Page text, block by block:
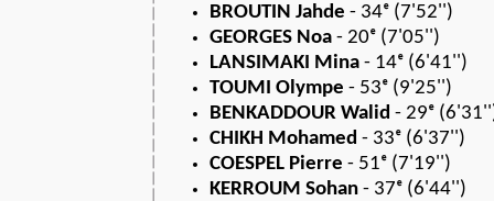
BROUTIN Jahde - 34ᵉ (7'52'')
GEORGES Noa - 20ᵉ (7'05'')
LANSIMAKI Mina - 14ᵉ (6'41'')
TOUMI Olympe - 53ᵉ (9'25'')
BENKADDOUR Walid - 29ᵉ
CHIKH Mohamed - 33ᵉ (6'37'')
COESPEL Pierre - 51ᵉ (7'19'')
KERROUM Sohan - 37ᵉ (6'44'')